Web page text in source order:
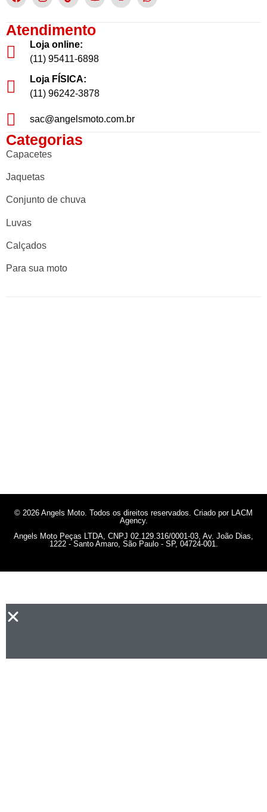
Atendimento
Loja online:
(11) 95411-6898
Loja FÍSICA:
(11) 96242-3878
sac@angelsmoto.com.br
Categorias
Capacetes
Jaquetas
Conjunto de chuva
Luvas
Calçados
Para sua moto
© 2026 Angels Moto. Todos os direitos reservados. Criado por LACM
Agency.
Angels Moto Peças LTDA, CNPJ 02.129.316/0001-03, Av. João Dias,
1222 - Santo Amaro, São Paulo - SP, 04724-001.